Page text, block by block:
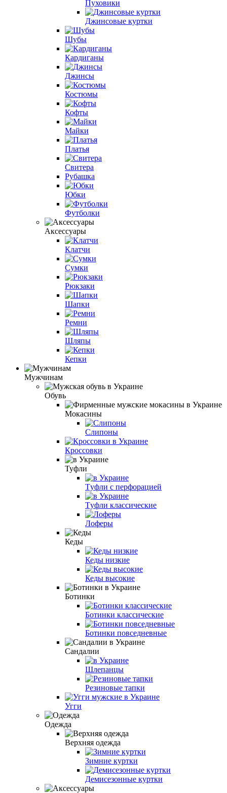
Пуховики
Джинсовые куртки
Шубы
Кардиганы
Джинсы
Костюмы
Кофты
Майки
Платья
Свитера
Рубашка
Юбки
Футболки
Аксессуары
Клатчи
Сумки
Рюкзаки
Шапки
Ремни
Шляпы
Кепки
Мужчинам
Обувь
Мокасины
Слипоны
Кроссовки
Туфли
Tуфли с перфорацией
Tуфли классические
Лоферы
Кеды
Кеды низкие
Кеды высокие
Ботинки
Ботинки классические
Ботинки повседневные
Сандалии
Шлепанцы
Резиновые тапки
Угги
Одежда
Верхняя одежда
Зимние куртки
Демисезонные куртки